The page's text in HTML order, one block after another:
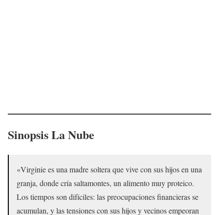
SinopsisLa Nube
«Virginie es una madre soltera que vive con sus hijos en una
granja, donde cría saltamontes, un alimento muy proteico.
Los tiempos son difíciles: las preocupaciones financieras se
acumulan, y las tensiones con sus hijos y vecinos empeoran